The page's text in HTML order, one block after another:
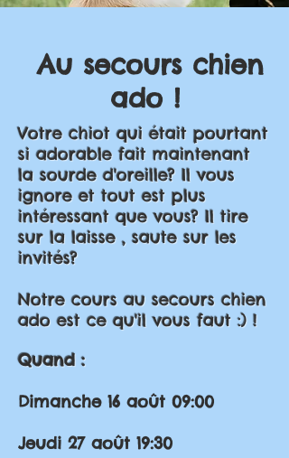
Au secours chien
ado !
Votre chiot qui était pourtant
si adorable fait maintenant
la sourde d'oreille? Il vous
ignore et tout est plus
intéressant que vous? Il tire
sur la laisse , saute sur les
invités?
Notre cours au secours chien
ado est ce qu'il vous faut :) !
Quand :
Dimanche 16 août 09:00
Jeudi 27 août 19:30